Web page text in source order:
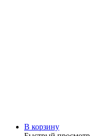
В корзину